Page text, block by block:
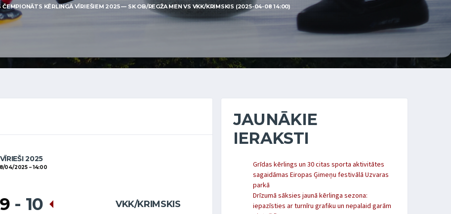
ČEMPIONĀTS KĒRLINGĀ VĪRIEŠIEM 2025 — SK OB/REGŽA MEN VS VKK/KRIMSKIS (2025-04-08 14:00)
VĪRIEŠI 2025
04/2025 14:00
VKK/KRIMSKIS
9 - 10
JAUNĀKIE
IERAKSTI
Grīdas kērlings un 30 citas sporta aktivitātes
sagaidāmas Eiropas Ģimeņu festivālā Uzvaras
parkā
Drīzumā sāksies jaunā kērlinga sezona:
iepazīsties ar turnīru grafiku un nepalaid garām